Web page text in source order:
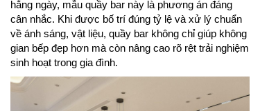
hằng ngày, mẫu quầy bar này là phương án đáng
cân nhắc. Khi được bố trí đúng tỷ lệ và xử lý chuẩn
về ánh sáng, vật liệu, quầy bar không chỉ giúp không
gian bếp đẹp hơn mà còn nâng cao rõ rệt trải nghiệm
sinh hoạt trong gia đình.